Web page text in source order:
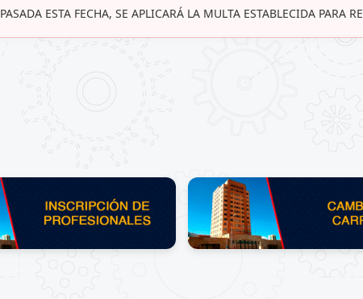
PASADA ESTA FECHA, SE APLICARÁ LA MULTA ESTABLECIDA PARA